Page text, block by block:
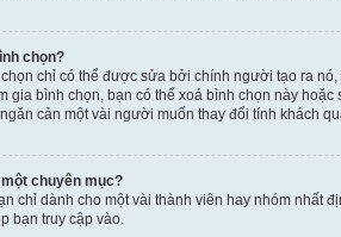
chọn?
chỉ có thể được sửa bởi chính người tạo ra
gia bình chọn, bạn có thể xoá bình chọn này
cản một vài người muốn thay đổi tính khách
chuyên mục?
chỉ dành cho một vài thành viên hay nhóm
bạn truy cập vào.